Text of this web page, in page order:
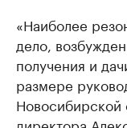
«Наиболее
дело,
получения и
размере
Новосибирской